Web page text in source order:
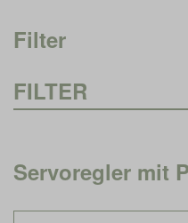
Filter
FILTER
Servoregler mit